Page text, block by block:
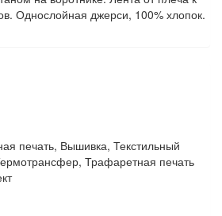
Однослойная джерси, 100% хлопок.
печать, Вышивка, Текстильный
Трафаретная печать